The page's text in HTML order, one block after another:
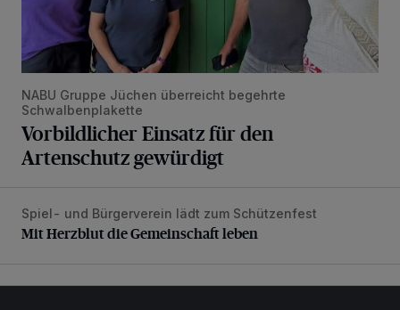
NABU Gruppe Jüchen überreicht begehrte
Schwalbenplakette
Vorbildlicher Einsatz für den
Artenschutz gewürdigt
Mit Herzblut die Gemeinschaft leben
Spiel- und Bürgerverein lädt zum Schützenfest
Mit Herzblut die Gemeinschaft leben